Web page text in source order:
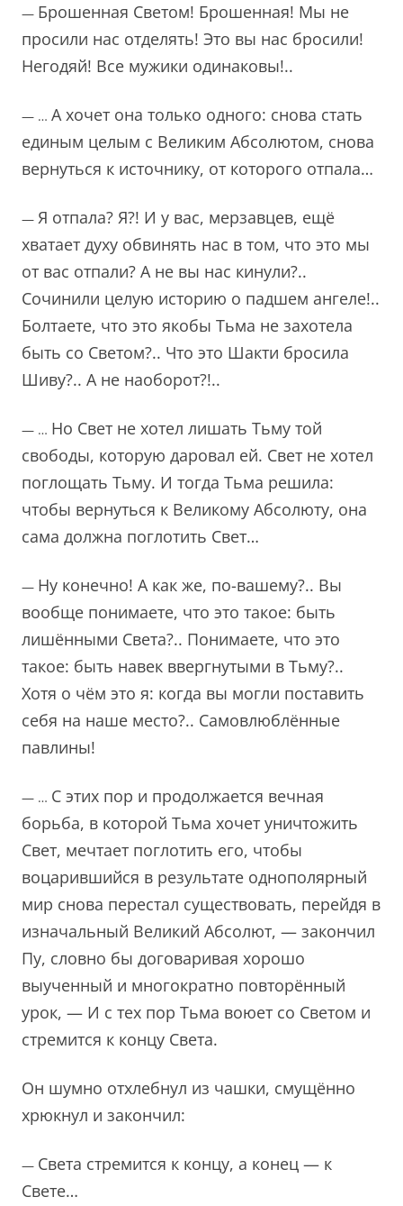
— Брошенная Светом! Брошенная! Мы не
просили нас отделять! Это вы нас бросили!
Негодяй! Все мужики одинаковы!..
— … А хочет она только одного: снова стать
единым целым с Великим Абсолютом, снова
вернуться к источнику, от которого отпала…
— Я отпала? Я?! И у вас, мерзавцев, ещё
хватает духу обвинять нас в том, что это мы
от вас отпали? А не вы нас кинули?..
Сочинили целую историю о падшем ангеле!..
Болтаете, что это якобы Тьма не захотела
быть со Светом?.. Что это Шакти бросила
Шиву?.. А не наоборот?!..
— … Но Свет не хотел лишать Тьму той
свободы, которую даровал ей. Свет не хотел
поглощать Тьму. И тогда Тьма решила:
чтобы вернуться к Великому Абсолюту, она
сама должна поглотить Свет…
— Ну конечно! А как же, по-вашему?.. Вы
вообще понимаете, что это такое: быть
лишёнными Света?.. Понимаете, что это
такое: быть навек ввергнутыми в Тьму?..
Хотя о чём это я: когда вы могли поставить
себя на наше место?.. Самовлюблённые
павлины!
— … С этих пор и продолжается вечная
борьба, в которой Тьма хочет уничтожить
Свет, мечтает поглотить его, чтобы
воцарившийся в результате однополярный
мир снова перестал существовать, перейдя в
изначальный Великий Абсолют, — закончил
Пу, словно бы договаривая хорошо
выученный и многократно повторённый
урок, — И с тех пор Тьма воюет со Светом и
стремится к концу Света.
Он шумно отхлебнул из чашки, смущённо
хрюкнул и закончил:
— Света стремится к концу, а конец — к
Свете…